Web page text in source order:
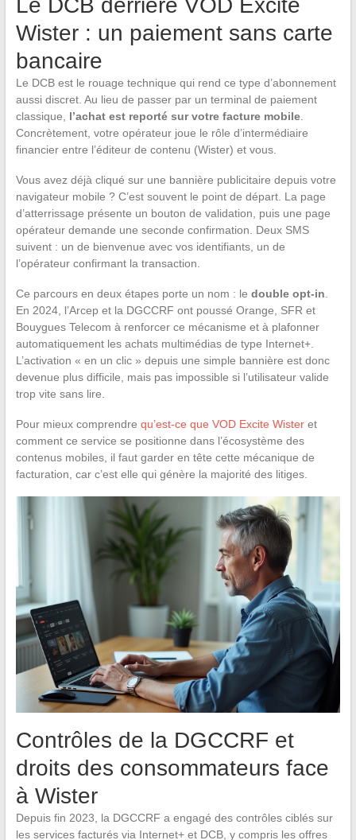
Le DCB derrière VOD Excite
Wister : un paiement sans carte
bancaire
Le DCB est le rouage technique qui rend ce type d’abonnement
aussi discret. Au lieu de passer par un terminal de paiement
classique, l’achat est reporté sur votre facture mobile.
Concrètement, votre opérateur joue le rôle d’intermédiaire
financier entre l’éditeur de contenu (Wister) et vous.
Vous avez déjà cliqué sur une bannière publicitaire depuis votre
navigateur mobile ? C’est souvent le point de départ. La page
d’atterrissage présente un bouton de validation, puis une page
opérateur demande une seconde confirmation. Deux SMS
suivent : un de bienvenue avec vos identifiants, un de
l’opérateur confirmant la transaction.
Ce parcours en deux étapes porte un nom : le double opt-in
En 2024, l’Arcep et la DGCCRF ont poussé Orange, SFR et
Bouygues Telecom à renforcer ce mécanisme et à plafonner
automatiquement les achats multimédias de type Internet+.
L’activation « en un clic » depuis une simple bannière est donc
devenue plus difficile, mais pas impossible si l’utilisateur valide
trop vite sans lire.
Pour mieux comprendre qu’est-ce que VOD Excite Wisteret
comment ce service se positionne dans l’écosystème des
contenus mobiles, il faut garder en tête cette mécanique de
facturation, car c’est elle qui génère la majorité des litiges.
Contrôles de la DGCCRF et
droits des consommateurs face
à Wister
Depuis fin 2023, la DGCCRF a engagé des contrôles ciblés sur
les services facturés via Internet+ et DCB, y compris les offres